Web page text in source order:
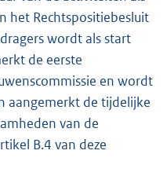
het Rechtspositiebesluit
wordt als start
de eerste
en wordt
aangemerkt de tijdelijke
van de
B.4 van deze